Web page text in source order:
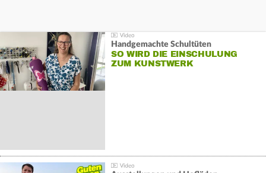
Handgemachte Schultüten
SO WIRD DIE EINSCHULUNG
ZUM KUNSTWERK